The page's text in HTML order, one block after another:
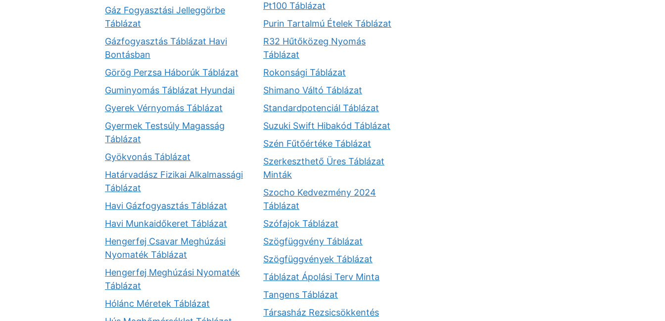
Gáz Fogyasztási Jelleggörbe
Táblázat
Gázfogyasztás Táblázat Havi
Bontásban
Görög Perzsa Háborúk Táblázat
Guminyomás Táblázat Hyundai
Gyerek Vérnyomás Táblázat
Gyermek Testsúly Magasság
Táblázat
Gyökvonás Táblázat
Határvadász Fizikai Alkalmassági
Táblázat
Havi Gázfogyasztás Táblázat
Havi Munkaidőkeret Táblázat
Hengerfej Csavar Meghúzási
Nyomaték Táblázat
Hengerfej Meghúzási Nyomaték
Táblázat
Hólánc Méretek Táblázat
Pt100 Táblázat
Purin Tartalmú Ételek Táblázat
R32 Hűtőközeg Nyomás
Táblázat
Rokonsági Táblázat
Shimano Váltó Táblázat
Standardpotenciál Táblázat
Suzuki Swift Hibakód Táblázat
Szén Fűtőértéke Táblázat
Szerkeszthető Üres Táblázat
Minták
Szocho Kedvezmény 2024
Táblázat
Szófajok Táblázat
Szögfüggvény Táblázat
Szögfüggvények Táblázat
Táblázat Ápolási Terv Minta
Tangens Táblázat
Társasház Rezsicsökkentés